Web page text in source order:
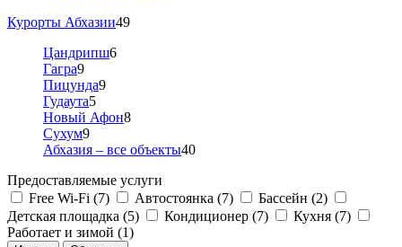
Курорты Абхазии49
Цандрипш6
Гагра9
Пицунда9
Гудаута5
Новый Афон8
Сухум9
Абхазия – все объекты40
Предоставляемые услуги
Free Wi-Fi (7)
Автостоянка (7)
Бассейн (2)
Детская площадка (5)
Кондиционер (7)
Кухня (7)
Работает и зимой (1)